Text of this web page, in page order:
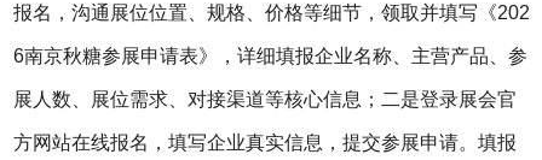
报名，沟通展位位置、规格、价格等细节，领取并填写《202
6南京秋糖参展申请表》，详细填报企业名称、主营产品、参
展人数、展位需求、对接渠道等核心信息；二是登录展会官
方网站在线报名，填写企业真实信息，提交参展申请。填报